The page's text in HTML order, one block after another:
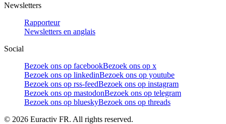
Newsletters
Rapporteur
Newsletters en anglais
Social
Bezoek ons op facebookBezoek ons op x
Bezoek ons op linkedinBezoek ons op youtube
Bezoek ons op rss-feedBezoek ons op instagram
Bezoek ons op mastodonBezoek ons op telegram
Bezoek ons op blueskyBezoek ons op threads
© 2026 Euractiv FR. All rights reserved.